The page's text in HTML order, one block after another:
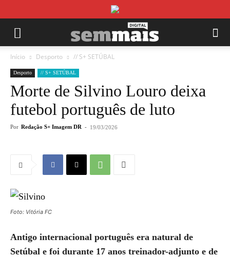
Início Desporto // S+ SETÚBAL
Desporto // S+ SETÚBAL
Morte de Silvino Louro deixa
futebol português de luto
Por Redação S+ Imagem DR - 19/03/2026
Foto: Vitória FC
Antigo internacional português era natural de
Setúbal e foi durante 17 anos treinador-adjunto e de